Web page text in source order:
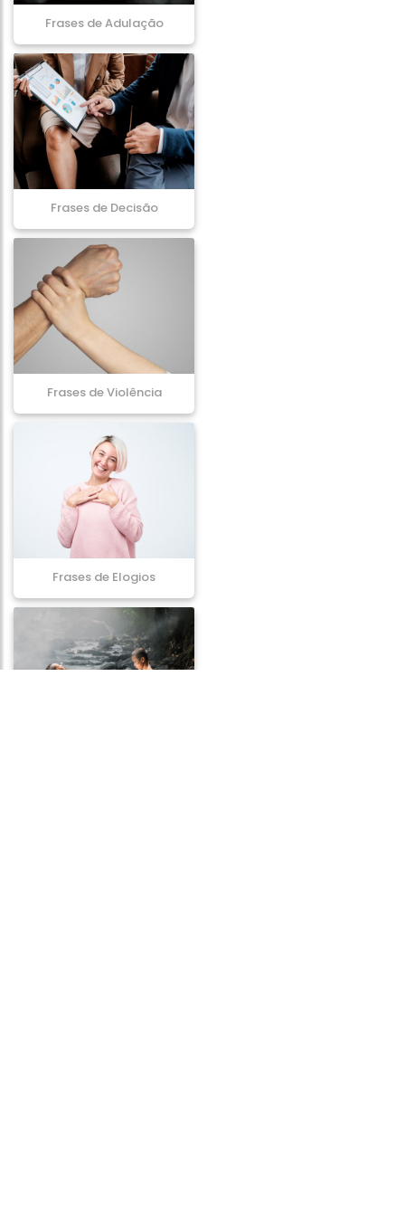
Frases de Adulação
Frases de Decisão
Frases de Violência
Frases de Elogios